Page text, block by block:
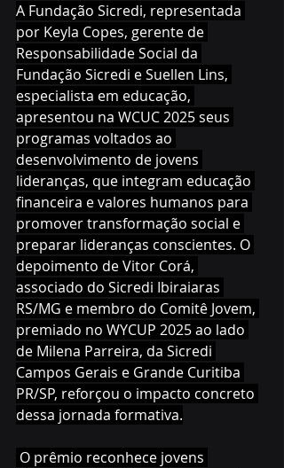
A Fundação Sicredi, representada
por Keyla Copes, gerente de
Responsabilidade Social da
Fundação Sicredi e Suellen Lins,
especialista em educação,
apresentou na WCUC 2025 seus
programas voltados ao
desenvolvimento de jovens
lideranças, que integram educação
financeira e valores humanos para
promover transformação social e
preparar lideranças conscientes. O
depoimento de Vitor Corá,
associado do Sicredi Ibiraiaras
RS/MG e membro do Comitê Jovem,
premiado no WYCUP 2025 ao lado
de Milena Parreira, da Sicredi
Campos Gerais e Grande Curitiba
PR/SP, reforçou o impacto concreto
dessa jornada formativa.